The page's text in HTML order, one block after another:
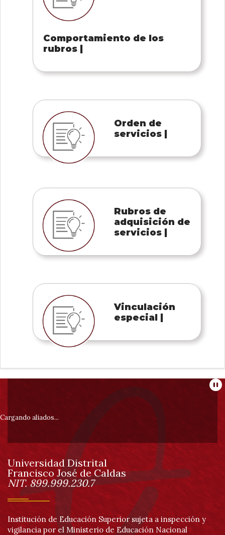
Comportamiento de los
rubros |
Orden de
servicios |
Rubros de
adquisición de
servicios |
Vinculación
especial |
Información
pie
de
página
Cargando aliados...
Información
Universidad Distrital
Francisco José de Caldas
NIT. 899.999.230.7
Institución de Educación Superior sujeta a inspección y
vigilancia por el Ministerio de Educación Nacional